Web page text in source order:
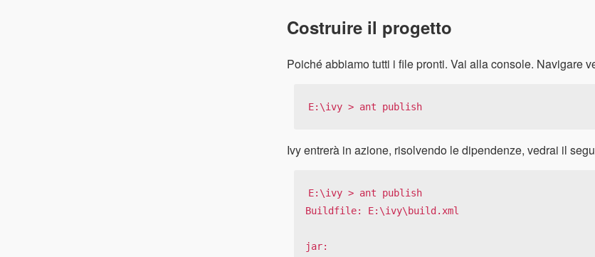
Costruire il progetto
Poiché abbiamo tutti i file pronti. Vai alla console. Navigare
E:\ivy > ant publish
Ivy entrerà in azione, risolvendo le dipendenze, vedrai il
E:\ivy > ant publish
Buildfile: E:\ivy\build.xml
jar: